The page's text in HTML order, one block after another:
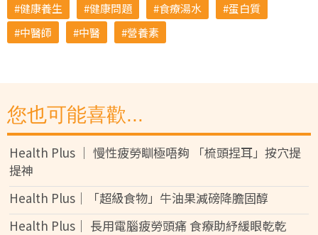
健康養生 健康問題 食療湯水
蛋白質
中醫師
中醫 營養素
您也可能喜歡...
Health Plus │ 慢性疲勞瞓極唔夠 「梳頭捏耳」按穴提
提神
Health Plus│「超級食物」牛油果減磅降膽固醇
Health Plus│ 長用電腦疲勞頭痛 食療助紓緩眼乾乾